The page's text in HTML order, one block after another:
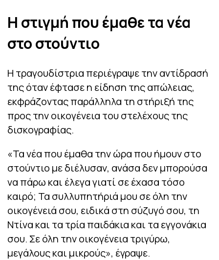
Η στιγμή που έμαθε τα νέα
στο στούντιο
Η τραγουδίστρια περιέγραψε την αντίδρασή
της όταν έφτασε η είδηση της απώλειας,
εκφράζοντας παράλληλα τη στήριξή της
προς την οικογένεια του στελέχους της
δισκογραφίας.
«Τα νέα που έμαθα την ώρα που ήμουν στο
στούντιο με διέλυσαν, ανάσα δεν μπορούσα
να πάρω και έλεγα γιατί σε έχασα τόσο
καιρό; Τα συλλυπητήριά μου σε όλη την
οικογένειά σου, ειδικά στη σύζυγό σου, τη
Ντίνα και τα τρία παιδάκια και τα εγγονάκια
σου. Σε όλη την οικογένεια τριγύρω,
μεγάλους και μικρούς», έγραψε.